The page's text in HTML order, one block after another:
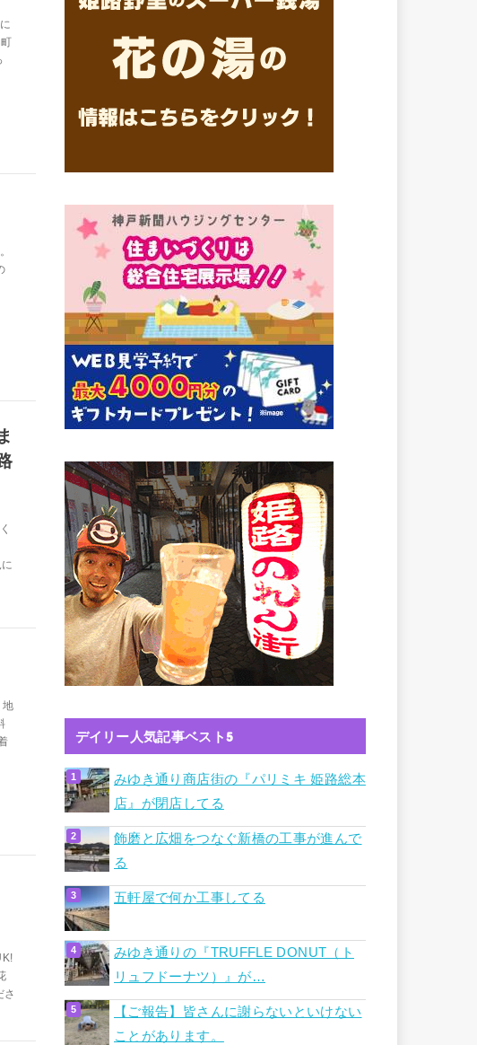
地
さ
デイリー人気記事ベスト5
みゆき通り商店街の『パリミキ 姫路総本
店』が閉店してる
飾磨と広畑をつなぐ新橋の工事が進んで
る
五軒屋で何か工事してる
みゆき通りの『TRUFFLE DONUT（ト
リュフドーナツ）』が…
【ご報告】皆さんに謝らないといけない
ことがあります。